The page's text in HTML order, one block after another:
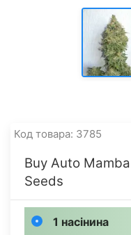
Код товара: 3785
Buy Auto
Seeds
1 насінина